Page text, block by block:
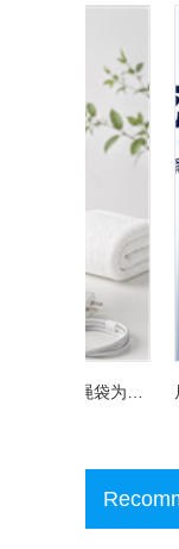
别再让廉价包装拖垮产品质感：CPE抽绳袋为什么成了服装与3C品牌的新宠？